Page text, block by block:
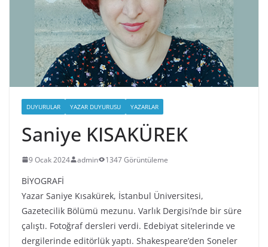
DUYURULAR YAZAR DUYURUSU YAZARLAR
Saniye KISAKÜREK
9 Ocak 2024 admin 1347 Görüntüleme
BİYOGRAFİ
Yazar Saniye Kısakürek, İstanbul Üniversitesi,
Gazetecilik Bölümü mezunu. Varlık Dergisi’nde bir süre
çalıştı. Fotoğraf dersleri verdi. Edebiyat sitelerinde ve
dergilerinde editörlük yaptı. Shakespeare’den Soneler